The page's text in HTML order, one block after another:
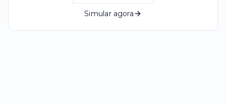
Simular agora